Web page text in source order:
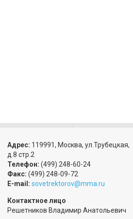
Адрес: 119991, Москва, ул.Трубецкая,
д.8 стр.2
Телефон: (499) 248-60-24
Факс: (499) 248-09-72
E-mail: sovetrektorov@mma.ru
Контактное лицо
Решетников Владимир Анатольевич